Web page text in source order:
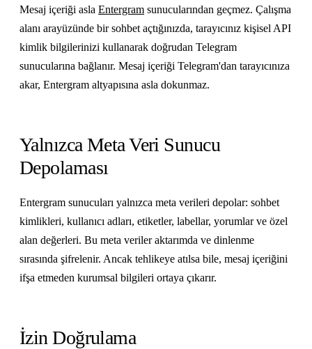
Mesaj içeriği asla Entergram sunucularından geçmez. Çalışma
alanı arayüzünde bir sohbet açtığınızda, tarayıcınız kişisel API
kimlik bilgilerinizi kullanarak doğrudan Telegram
sunucularına bağlanır. Mesaj içeriği Telegram'dan tarayıcınıza
akar, Entergram altyapısına asla dokunmaz.
Yalnızca Meta Veri Sunucu
Depolaması
Entergram sunucuları yalnızca meta verileri depolar: sohbet
kimlikleri, kullanıcı adları, etiketler, labellar, yorumlar ve özel
alan değerleri. Bu meta veriler aktarımda ve dinlenme
sırasında şifrelenir. Ancak tehlikeye atılsa bile, mesaj içeriğini
ifşa etmeden kurumsal bilgileri ortaya çıkarır.
İzin Doğrulama